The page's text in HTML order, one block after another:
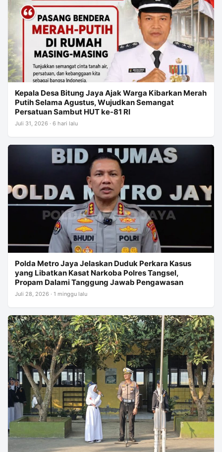
Kepala Desa Bitung Jaya Ajak Warga Kibarkan Merah
Putih Selama Agustus, Wujudkan Semangat
Persatuan Sambut HUT ke-81 RI
Juli 31, 2026 · 6 hari lalu
Polda Metro Jaya Jelaskan Duduk Perkara Kasus
yang Libatkan Kasat Narkoba Polres Tangsel,
Propam Dalami Tanggung Jawab Pengawasan
Juli 28, 2026 · 1 minggu lalu